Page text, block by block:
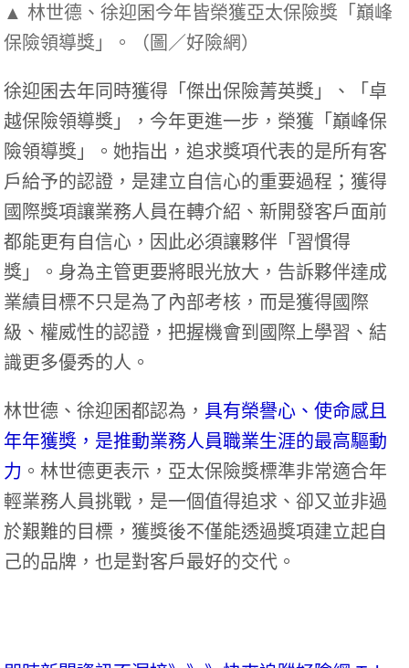
▲ 林世德、徐迎囷今年皆榮獲亞太保險獎「巔峰
保險領導獎」。（圖／好險網）
徐迎囷去年同時獲得「傑出保險菁英獎」、「卓
越保險領導獎」，今年更進一步，榮獲「巔峰保
險領導獎」。她指出，追求獎項代表的是所有客
戶給予的認證，是建立自信心的重要過程；獲得
國際獎項讓業務人員在轉介紹、新開發客戶面前
都能更有自信心，因此必須讓夥伴「習慣得
獎」。身為主管更要將眼光放大，告訴夥伴達成
業績目標不只是為了內部考核，而是獲得國際
級、權威性的認證，把握機會到國際上學習、結
識更多優秀的人。
林世德、徐迎囷都認為， 具有榮譽心、使命感且
年年獲獎，是推動業務人員職業生涯的最高驅動
力 。林世德更表示，亞太保險獎標準非常適合年
輕業務人員挑戰，是一個值得追求、卻又並非過
於艱難的目標，獲獎後不僅能透過獎項建立起自
己的品牌，也是對客戶最好的交代。